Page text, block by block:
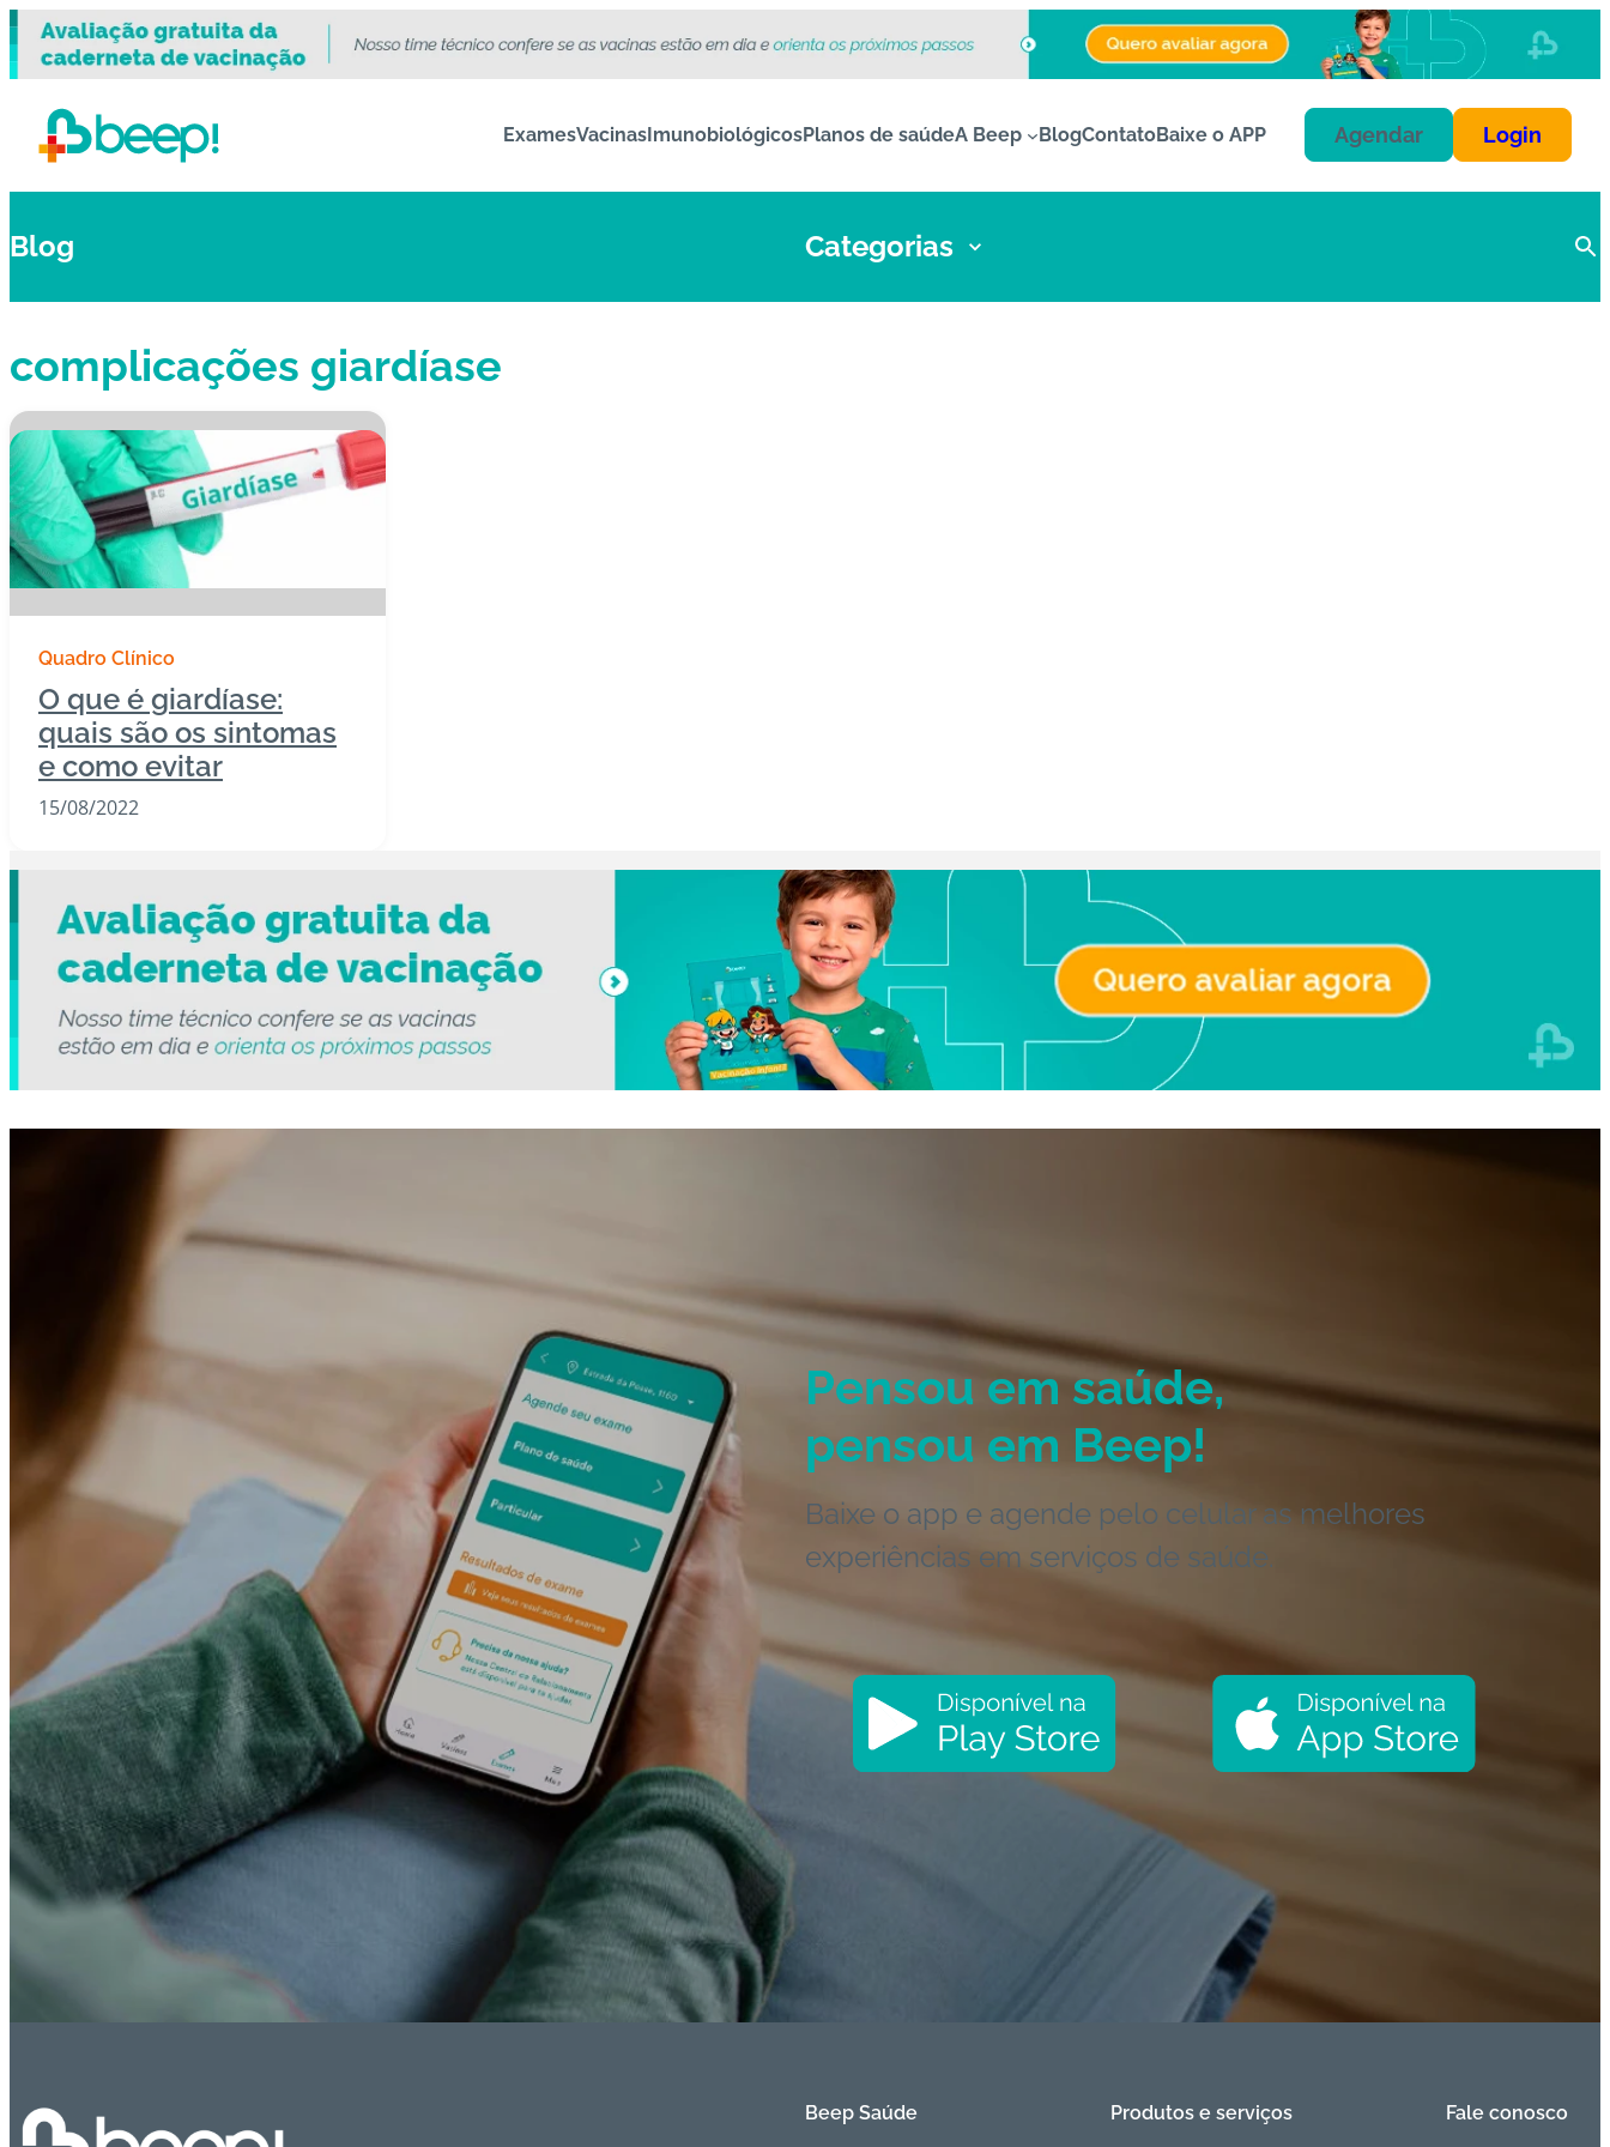
ExamesVacinasImunobiológicosPlanos de saúdeA Beep BlogContatoBaixe o APP Agendar Login
Blog Categorias
complicações giardíase
Quadro Clínico
O que é giardíase:
quais são os sintomas
e como evitar
15/08/2022
Pensou em saúde,
pensou em Beep!
Baixe o app e agende pelo celular as melhores
experiências em serviços de saúde.
Beep Saúde Produtos e serviços Fale conosco